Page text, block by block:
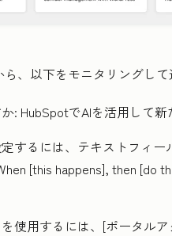
、以下をモニタリングして
: HubSpotでAIを活用して
するには、テキストフィー
[this happens], then [do
使用するには、[ポータル